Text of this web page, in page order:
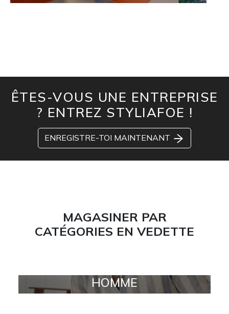
ÊTES-VOUS UNE ENTREPRISE
? ENTREZ STYLIAFOE !
ENREGISTRE-TOI MAINTENANT
MAGASINER PAR
CATÉGORIES EN VEDETTE
HOMME